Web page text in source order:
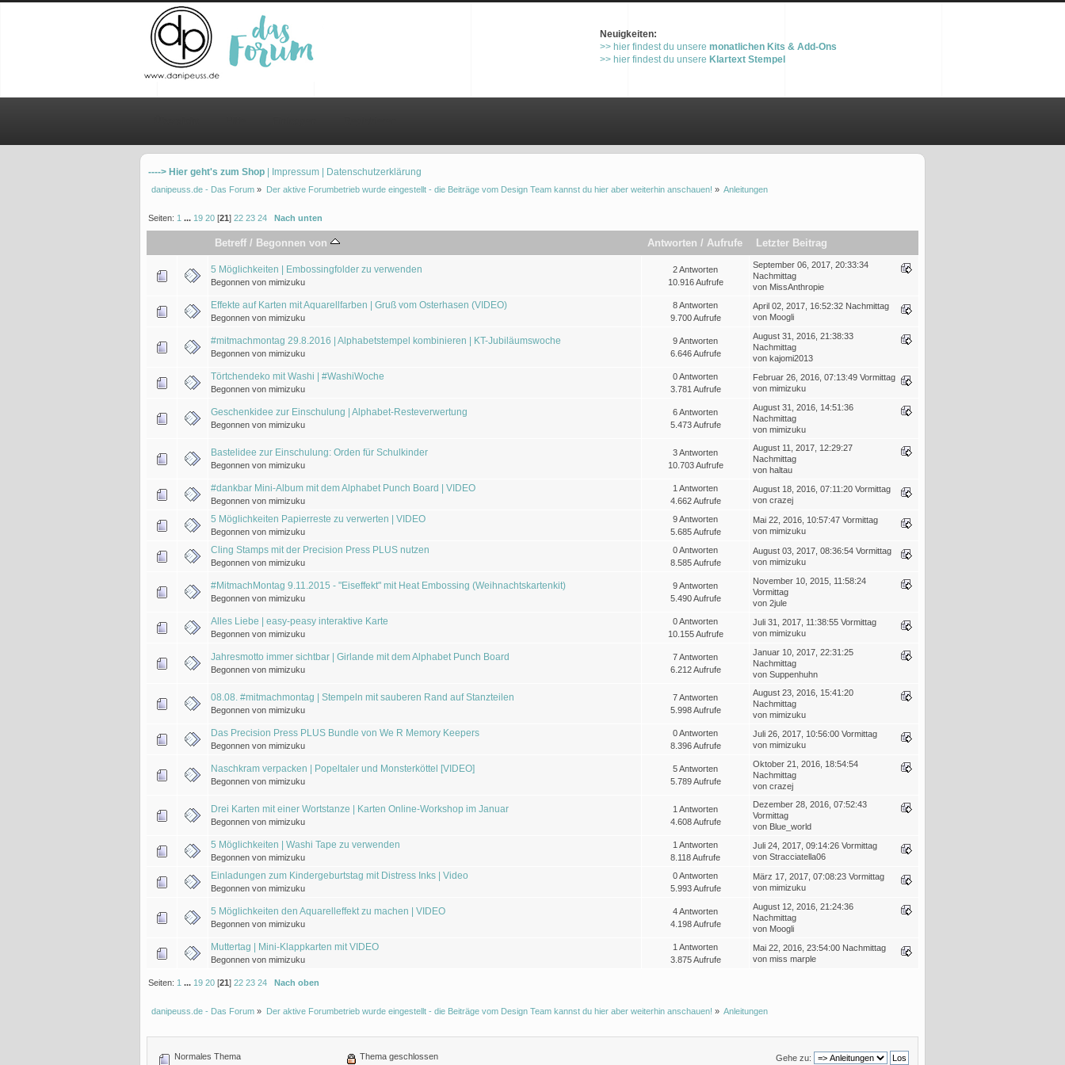
Neuigkeiten:
>> hier findest du unsere monatlichen Kits & Add-Ons
>> hier findest du unsere Klartext Stempel
----> Hier geht's zum Shop | Impressum | Datenschutzerklärung
danipeuss.de - Das Forum » Der aktive Forumbetrieb wurde eingestellt - die Beiträge vom Design Team kannst du hier aber weiterhin anschauen! » Anleitungen
Seiten: 1 ... 19 20 [21]22 23 24 Nach unten
Betreff / Begonnen von Antworten / Aufrufe Letzter Beitrag
5 Möglichkeiten | Embossingfolder zu verwenden
Begonnen von mimizuku
2 Antworten
10.916 Aufrufe
September 06, 2017, 20:33:34
Nachmittag
von MissAnthropie
Effekte auf Karten mit Aquarellfarben | Gruß vom Osterhasen (VIDEO)
Begonnen von mimizuku
8 Antworten
9.700 Aufrufe
April 02, 2017, 16:52:32 Nachmittag
von Moogli
#mitmachmontag 29.8.2016 | Alphabetstempel kombinieren | KT-Jubiläumswoche
Begonnen von mimizuku
9 Antworten
6.646 Aufrufe
August 31, 2016, 21:38:33
Nachmittag
von kajomi2013
Törtchendeko mit Washi | #WashiWoche
Begonnen von mimizuku
0 Antworten
3.781 Aufrufe
Februar 26, 2016, 07:13:49 Vormittag
von mimizuku
Geschenkidee zur Einschulung | Alphabet-Resteverwertung
Begonnen von mimizuku
6 Antworten
5.473 Aufrufe
August 31, 2016, 14:51:36
Nachmittag
von mimizuku
Bastelidee zur Einschulung: Orden für Schulkinder
Begonnen von mimizuku
3 Antworten
10.703 Aufrufe
August 11, 2017, 12:29:27
Nachmittag
von haltau
#dankbar Mini-Album mit dem Alphabet Punch Board | VIDEO
Begonnen von mimizuku
1 Antworten
4.662 Aufrufe
August 18, 2016, 07:11:20 Vormittag
von crazej
5 Möglichkeiten Papierreste zu verwerten | VIDEO
Begonnen von mimizuku
9 Antworten
5.685 Aufrufe
Mai 22, 2016, 10:57:47 Vormittag
von mimizuku
Cling Stamps mit der Precision Press PLUS nutzen
Begonnen von mimizuku
0 Antworten
8.585 Aufrufe
August 03, 2017, 08:36:54 Vormittag
von mimizuku
#MitmachMontag 9.11.2015 - "Eiseffekt" mit Heat Embossing (Weihnachtskartenkit)
Begonnen von mimizuku
9 Antworten
5.490 Aufrufe
November 10, 2015, 11:58:24
Vormittag
von 2jule
Alles Liebe | easy-peasy interaktive Karte
Begonnen von mimizuku
0 Antworten
10.155 Aufrufe
Juli 31, 2017, 11:38:55 Vormittag
von mimizuku
Jahresmotto immer sichtbar | Girlande mit dem Alphabet Punch Board
Begonnen von mimizuku
7 Antworten
6.212 Aufrufe
Januar 10, 2017, 22:31:25
Nachmittag
von Suppenhuhn
08.08. #mitmachmontag | Stempeln mit sauberen Rand auf Stanzteilen
Begonnen von mimizuku
7 Antworten
5.998 Aufrufe
August 23, 2016, 15:41:20
Nachmittag
von mimizuku
Das Precision Press PLUS Bundle von We R Memory Keepers
Begonnen von mimizuku
0 Antworten
8.396 Aufrufe
Juli 26, 2017, 10:56:00 Vormittag
von mimizuku
Naschkram verpacken | Popeltaler und Monsterköttel [VIDEO]
Begonnen von mimizuku
5 Antworten
5.789 Aufrufe
Oktober 21, 2016, 18:54:54
Nachmittag
von crazej
Drei Karten mit einer Wortstanze | Karten Online-Workshop im Januar
Begonnen von mimizuku
1 Antworten
4.608 Aufrufe
Dezember 28, 2016, 07:52:43
Vormittag
von Blue_world
5 Möglichkeiten | Washi Tape zu verwenden
Begonnen von mimizuku
1 Antworten
8.118 Aufrufe
Juli 24, 2017, 09:14:26 Vormittag
von Stracciatella06
Einladungen zum Kindergeburtstag mit Distress Inks | Video
Begonnen von mimizuku
0 Antworten
5.993 Aufrufe
März 17, 2017, 07:08:23 Vormittag
von mimizuku
5 Möglichkeiten den Aquarelleffekt zu machen | VIDEO
Begonnen von mimizuku
4 Antworten
4.198 Aufrufe
August 12, 2016, 21:24:36
Nachmittag
von Moogli
Muttertag | Mini-Klappkarten mit VIDEO
Begonnen von mimizuku
1 Antworten
3.875 Aufrufe
Mai 22, 2016, 23:54:00 Nachmittag
von miss marple
Seiten: 1 ... 19 20 [21]22 23 24 Nach oben
danipeuss.de - Das Forum » Der aktive Forumbetrieb wurde eingestellt - die Beiträge vom Design Team kannst du hier aber weiterhin anschauen! » Anleitungen
Gehe zu:
Normales Thema Thema geschlossen